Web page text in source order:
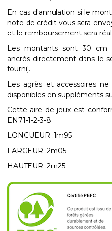
En cas d'annulation si le
note de crédit vous sera
et le remboursement sera
Les montants sont 30 cm
ancrés directement dans le
fourni).
Les agrès et accessoires
disponibles en suppléments
Cette aire de jeux est
EN71-1-2-3-8
LONGUEUR :1m95
LARGEUR :2m05
HAUTEUR :2m25